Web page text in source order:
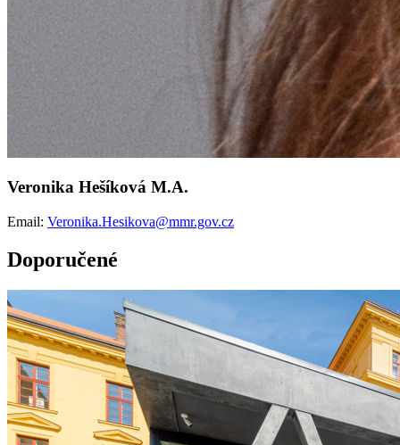
Veronika Hešíková M.A.
Email: Veronika.Hesikova@mmr.gov.cz
Doporučené